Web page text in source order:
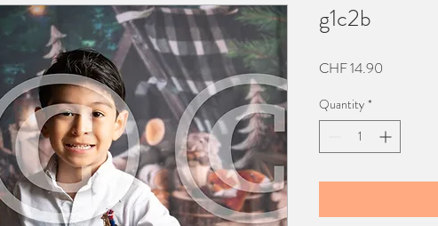
g1c2b
CHF 14.90
Quantity *